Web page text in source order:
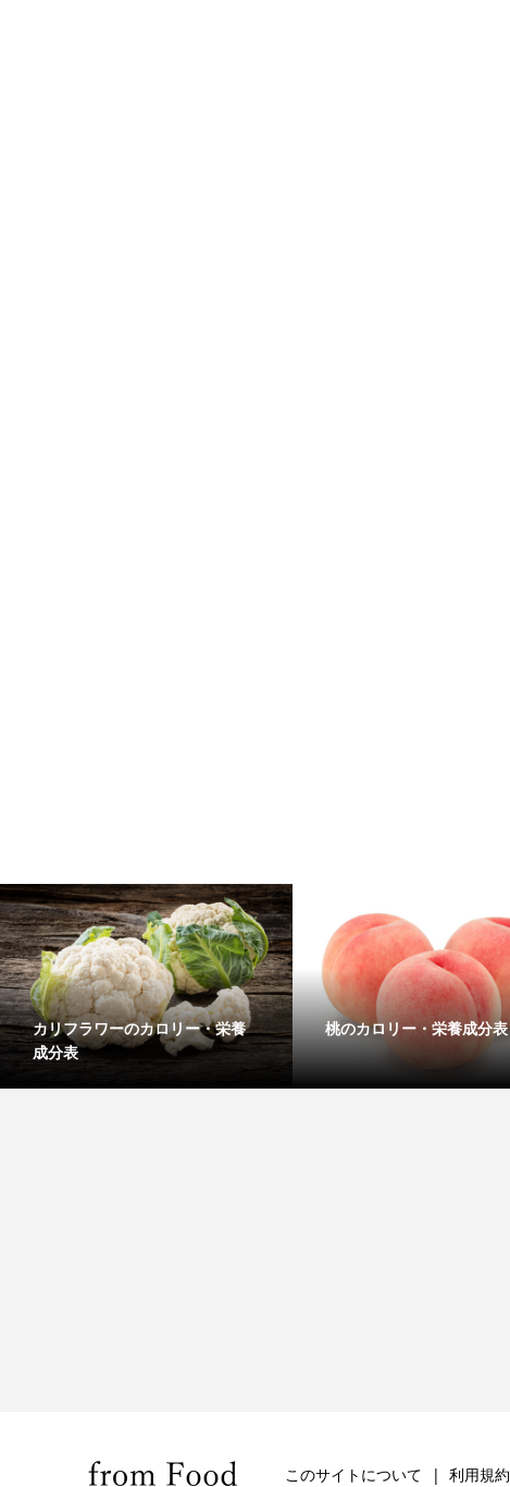
カリフラワーのカロリー・栄養
成分表
桃のカロリー・栄養成分表
このサイトについて 利用規約